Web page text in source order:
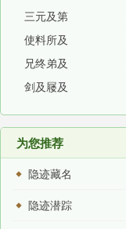
三元及第
使料所及
兄终弟及
剑及屦及
为您推荐
隐迹藏名
隐迹潜踪